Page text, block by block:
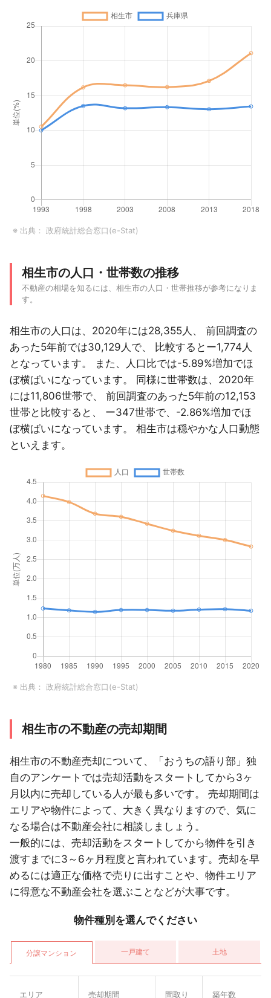
※ 出典： 政府統計総合窓口(e-Stat)
相生市の人口・世帯数の推移
不動産の相場を知るには、相生市の人口・世帯推移が参考になりま
す。
相生市の人口は、2020年には28,355人、 前回調査の
あった5年前では30,129人で、 比較するとー1,774人
となっています。 また、人口比では-5.89%増加でほ
ぼ横ばいになっています。 同様に世帯数は、2020年
には11,806世帯で、 前回調査のあった5年前の12,153
世帯と比較すると、 ー347世帯で、-2.86%増加でほ
ぼ横ばいになっています。 相生市は穏やかな人口動態
といえます。
※ 出典： 政府統計総合窓口(e-Stat)
相生市の不動産の売却期間
相生市の不動産売却について、「おうちの語り部」独
自のアンケートでは売却活動をスタートしてから3ヶ
月以内に売却している人が最も多いです。 売却期間は
エリアや物件によって、大きく異なりますので、気に
なる場合は不動産会社に相談しましょう。
一般的には、売却活動をスタートしてから物件を引き
渡すまでに3～6ヶ月程度と言われています。売却を早
めるには適正な価格で売りに出すことや、物件エリア
に得意な不動産会社を選ぶことなどが大事です。
物件種別を選んでください
分譲マンション 一戸建て 土地
エリア 売却期間 間取り 築年数